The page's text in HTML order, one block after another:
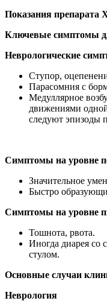
Показания препарата
Ключевые симптомы
Неврологические
Ступор,
Парасомния с
Медуллярное
движениями
следуют эпизоды
Симптомы на уровне
Значительное
Быстро
Симптомы на уровне
Тошнота, рвота.
Иногда диарея со
стулом.
Основные случаи
Неврология